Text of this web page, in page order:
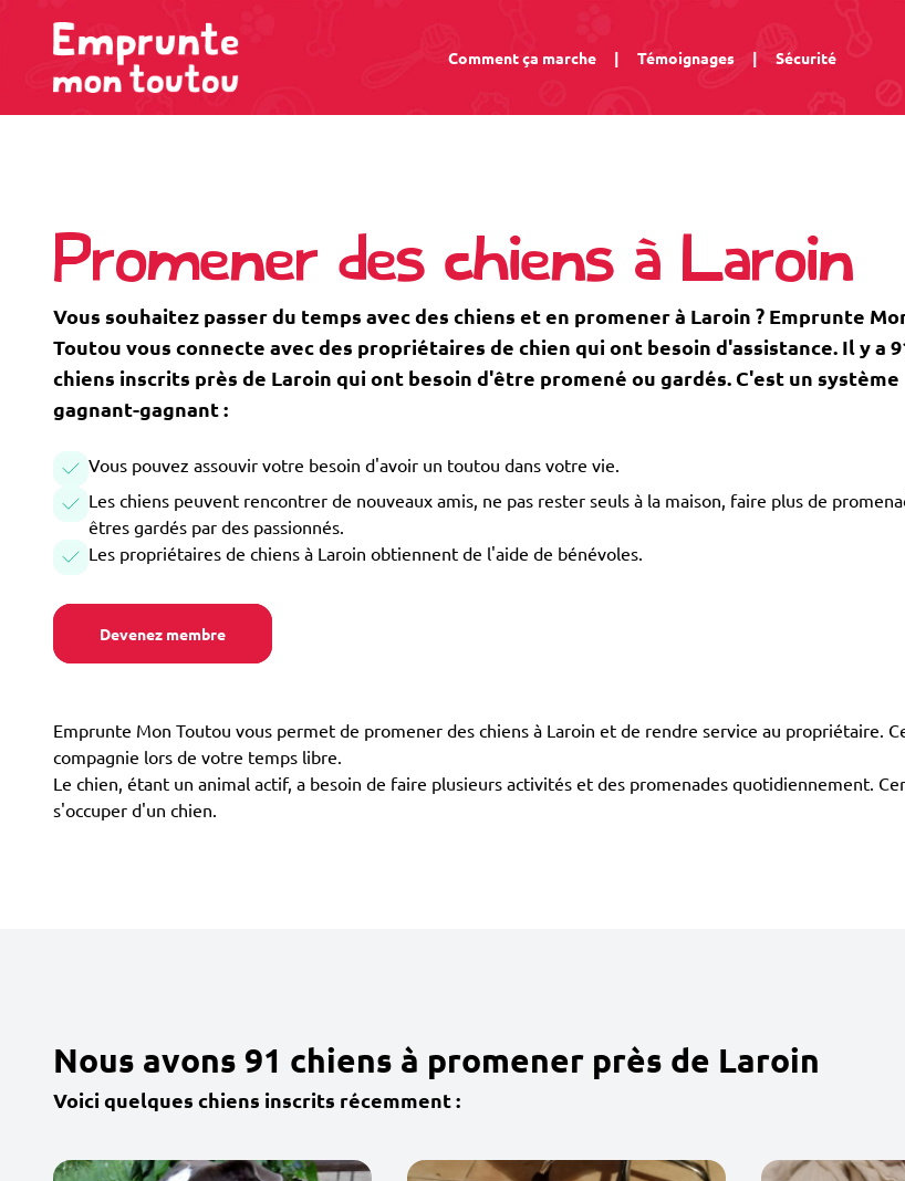
Comment ça marche | Témoignages | Sécurité
Promener des chiens à Laroin
Vous souhaitez passer du temps avec des chiens et en promener à Laroin ? Emprunte
Toutou vous connecte avec des propriétaires de chien qui ont besoin d'assistance. Il y a
chiens inscrits près de Laroin qui ont besoin d'être promené ou gardés. C'est un système
gagnant-gagnant :
Vous pouvez assouvir votre besoin d'avoir un toutou dans votre vie.
Les chiens peuvent rencontrer de nouveaux amis, ne pas rester seuls à la maison, faire plus de
êtres gardés par des passionnés.
Les propriétaires de chiens à Laroin obtiennent de l'aide de bénévoles.
Devenez membre
Emprunte Mon Toutou vous permet de promener des chiens à Laroin et de rendre service au propriétaire.
compagnie lors de votre temps libre.
Le chien, étant un animal actif, a besoin de faire plusieurs activités et des promenades quotidiennement.
s'occuper d'un chien.
Nous avons 91 chiens à promener près de Laroin
Voici quelques chiens inscrits récemment :